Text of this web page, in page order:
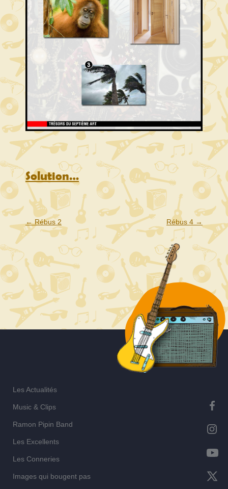
Solution…
Navigation
l’article
←Rébus 2 Rébus 4 →
Les Actualités
Music & Clips
Ramon Pipin Band
Les Excellents
Les Conneries
Images qui bougent pas